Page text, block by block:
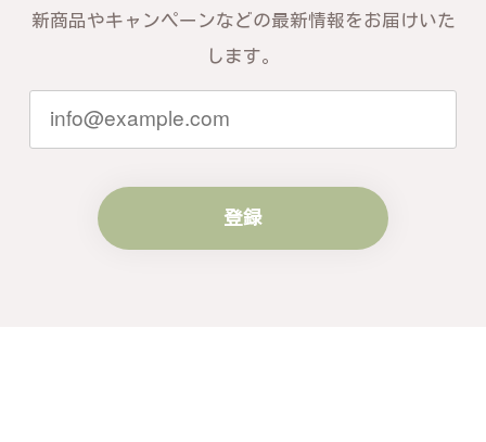
新商品やキャンペーンなどの最新情報をお届けいた
します。
登録